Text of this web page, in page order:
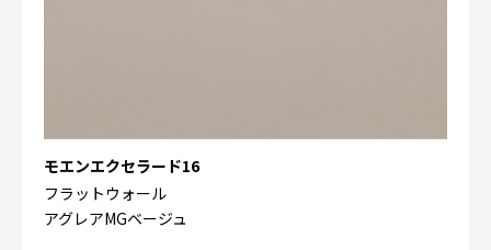
モエンエクセラード16
フラットウォール
アグレアMGベージュ